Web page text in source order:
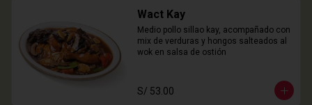
Wact Kay
Medio pollo sillao kay, acompañado con
mix de verduras y hongos salteados al
wok en salsa de ostión
S/ 53.00